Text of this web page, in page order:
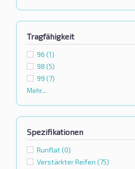
Tragfähigkeit
96 (1)
98 (5)
99 (7)
Mehr...
Spezifikationen
Runflat(0)
Verstärkter Reifen (75)